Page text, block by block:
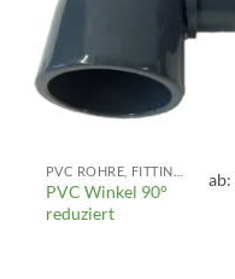
PVC Winkel 90°
reduziert
ab: